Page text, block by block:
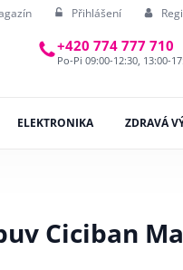
Přihlášení
+420 774 777 710
Po-Pi 09:00-12:30, 13:00-
ELEKTRONIKA ZDRAVÁ
Ciciban